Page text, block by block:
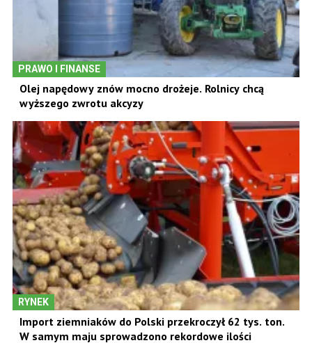
PRAWO I FINANSE
Olej napędowy znów mocno drożeje. Rolnicy chcą
wyższego zwrotu akcyzy
RYNEK
Import ziemniaków do Polski przekroczył 62 tys. ton.
W samym maju sprowadzono rekordowe ilości